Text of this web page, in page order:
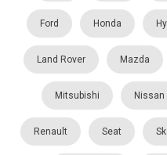
Ford Honda
Land Rover Mazda
Mitsubishi Nissan
Renault Seat